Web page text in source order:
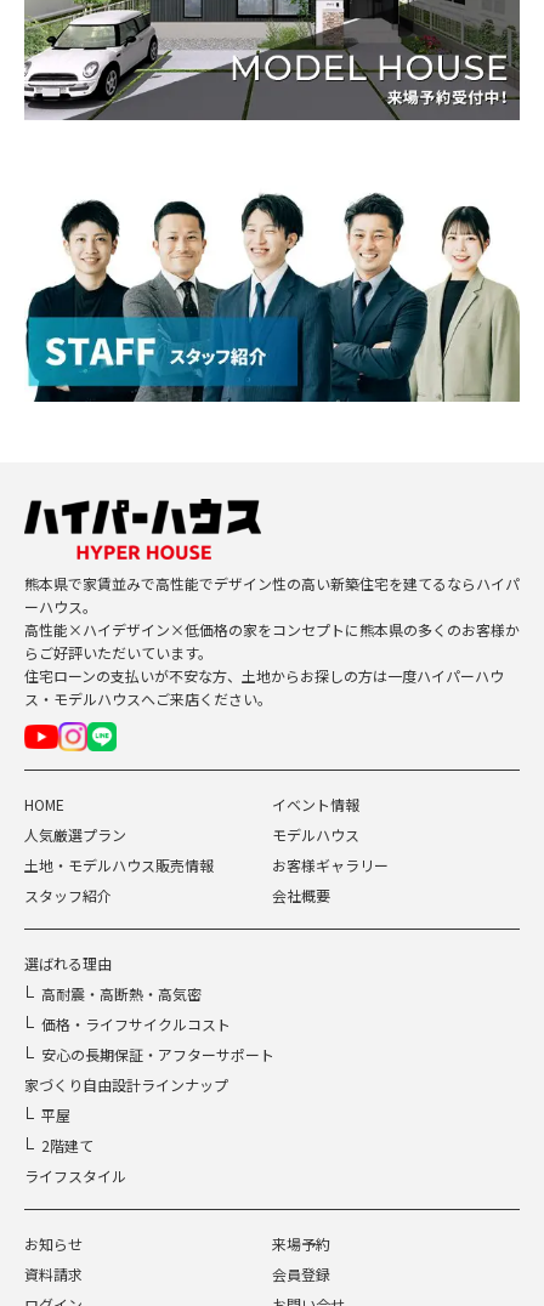
熊本県で家賃並みで高性能でデザイン性の高い新築住宅を建てるならハイパ
ーハウス。
高性能×ハイデザイン×低価格の家をコンセプトに熊本県の多くのお客様か
らご好評いただいています。
住宅ローンの支払いが不安な方、土地からお探しの方は一度ハイパーハウ
ス・モデルハウスへご来店ください。
HOME
イベント情報
人気厳選プラン
モデルハウス
土地・モデルハウス販売情報
お客様ギャラリー
スタッフ紹介
会社概要
選ばれる理由
高耐震・高断熱・高気密
価格・ライフサイクルコスト
安心の長期保証・アフターサポート
家づくり自由設計ラインナップ
平屋
2階建て
ライフスタイル
お知らせ
来場予約
資料請求
会員登録